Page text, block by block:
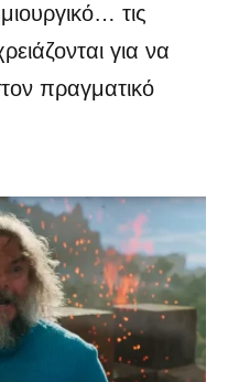
τις
για να
πραγματικό